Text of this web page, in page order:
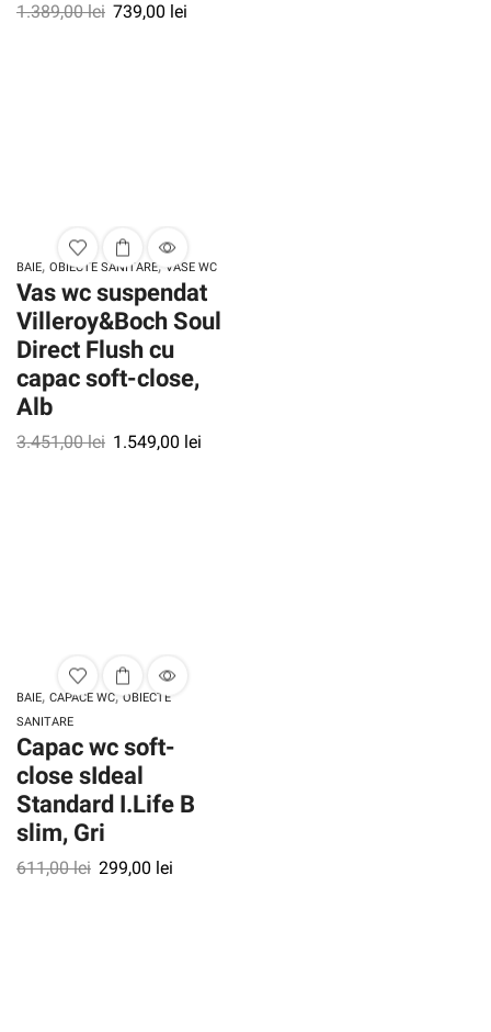
1.389,00lei 739,00 lei
BAIE, OBIECTE SANITARE, VASE WC
Vas wc suspendat
Villeroy&Boch Soul
Direct Flush cu
capac soft-close,
Alb
3.451,00lei 1.549,00 lei
BAIE, CAPACE WC, OBIECTE
SANITARE
Capac wc soft-
close sIdeal
Standard I.Life B
slim, Gri
611,00lei 299,00 lei